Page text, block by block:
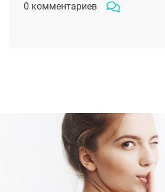
0 комментариев